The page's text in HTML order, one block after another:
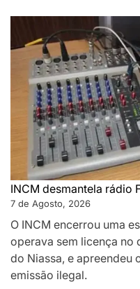
INCM desmantela rádio
7 de Agosto, 2026
O INCM encerrou uma
operava sem licença no
do Niassa, e apreendeu
emissão ilegal.